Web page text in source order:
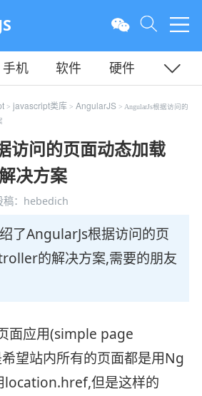
手机 软件
硬件
务器
> javascript类库> AngularJS> AngularJs根据访问的
访问的页面动态加载
决方案
：hebedich
了AngularJs根据访问的页
的解决方案,需要的朋友
面应用(simple page
望站内所有的页面都是用Ng
location.href,但是这样的